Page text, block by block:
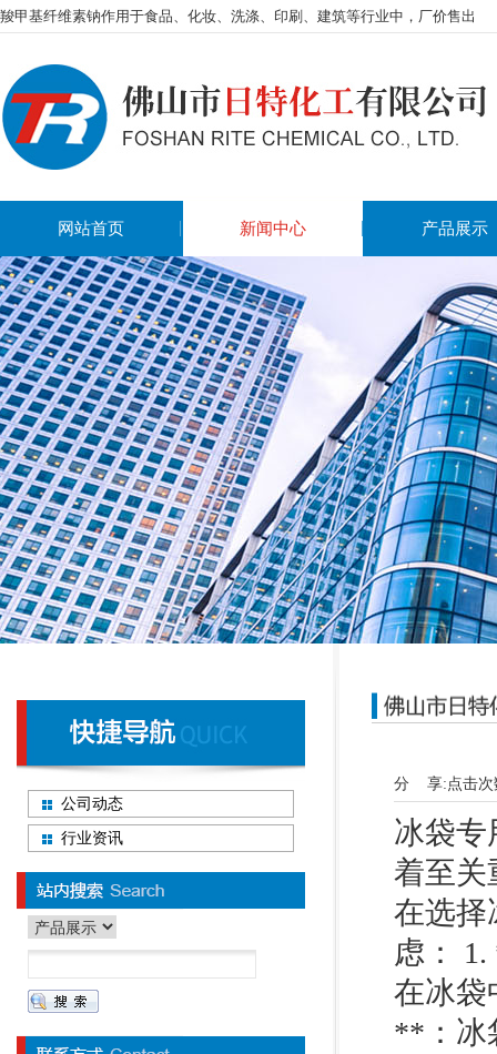
羧甲基纤维素钠作用于食品、化妆、洗涤、印刷、建筑等行业中，厂价售出
网站首页 新闻中心 产品展示
点击
分 享:
冰袋
着至关
在选择
虑：
在冰袋
**：冰
公司动态
行业资讯